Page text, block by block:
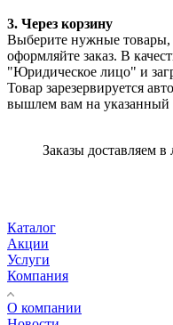
3. Через корзину
Выберите нужные товары,
оформляйте заказ. В
"Юридическое лицо" и
Товар зарезервируется
вышлем вам на указанный
Заказы доставляем
Каталог
Акции
Услуги
Компания
О компании